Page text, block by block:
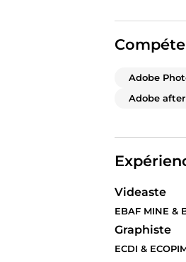
Adobe
Adobe
Videaste
EBAF MINE &
Graphiste
ECDI &